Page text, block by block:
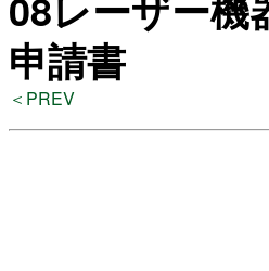
申請書
＜PREV